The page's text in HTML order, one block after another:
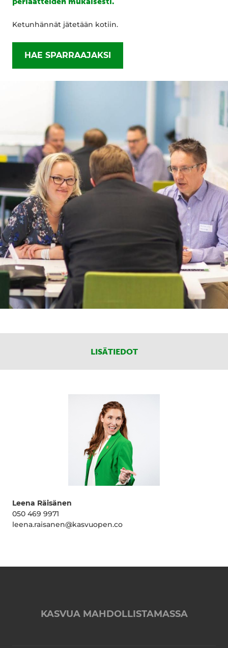
Ketunhännät jätetään kotiin.
HAE SPARRAAJAKSI
LISÄTIEDOT
Leena Räisänen
050 469 9971
leena.raisanen@kasvuopen.co
KASVUA MAHDOLLISTAMASSA